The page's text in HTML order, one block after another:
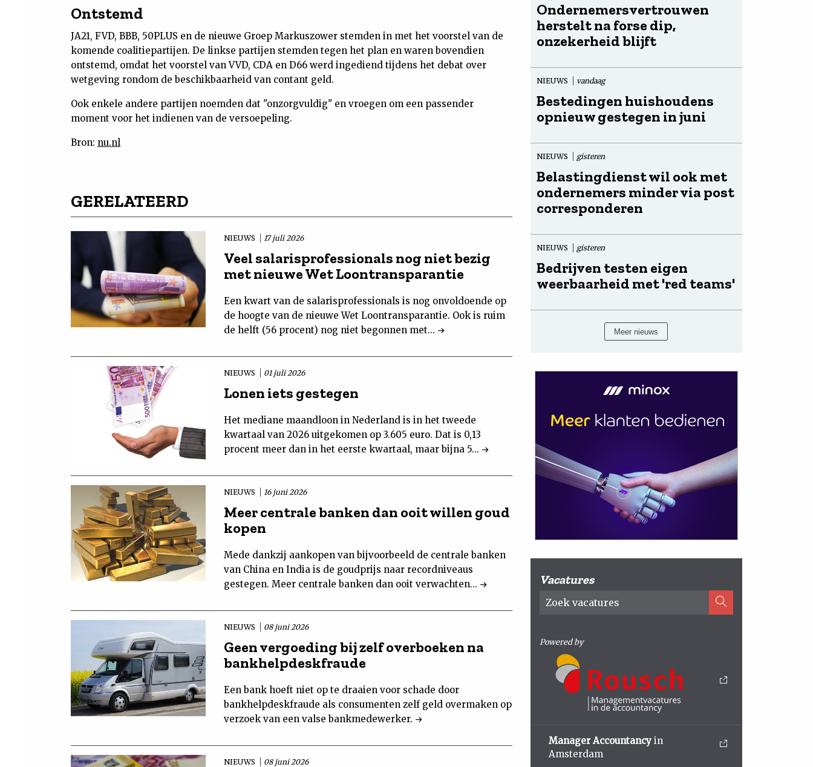
Ontstemd
JA21, FVD, BBB, 50PLUS en de nieuwe Groep Markuszower stemden in met het voorstel van de
komende coalitiepartijen. De linkse partijen stemden tegen het plan en waren bovendien
ontstemd, omdat het voorstel van VVD, CDA en D66 werd ingediend tijdens het debat over
wetgeving rondom de beschikbaarheid van contant geld.
Ook enkele andere partijen noemden dat "onzorgvuldig" en vroegen om een passender
moment voor het indienen van de versoepeling.
Bron: nu.nl
GERELATEERD
NIEUWS 17 juli 2026
Veel salarisprofessionals nog niet bezig
met nieuwe Wet Loontransparantie
Een kwart van de salarisprofessionals is nog onvoldoende op
de hoogte van de nieuwe Wet Loontransparantie. Ook is ruim
de helft (56 procent) nog niet begonnen met...
NIEUWS 01 juli 2026
Lonen iets gestegen
Het mediane maandloon in Nederland is in het tweede
kwartaal van 2026 uitgekomen op 3.605 euro. Dat is 0,13
procent meer dan in het eerste kwartaal, maar bijna 5...
NIEUWS 16 juni 2026
Meer centrale banken dan ooit willen goud
kopen
Mede dankzij aankopen van bijvoorbeeld de centrale banken
van China en India is de goudprijs naar recordniveaus
gestegen. Meer centrale banken dan ooit verwachten...
NIEUWS 08 juni 2026
Geen vergoeding bij zelf overboeken na
bankhelpdeskfraude
Een bank hoeft niet op te draaien voor schade door
bankhelpdeskfraude als consumenten zelf geld overmaken op
verzoek van een valse bankmedewerker.
NIEUWS 08 juni 2026
Ondernemersvertrouwen
herstelt na forse dip,
onzekerheid blijft
NIEUWS vandaag
Bestedingen huishoudens
opnieuw gestegen in juni
NIEUWS gisteren
Belastingdienst wil ook met
ondernemers minder via post
corresponderen
NIEUWS gisteren
Bedrijven testen eigen
weerbaarheid met 'red teams'
Meer nieuws
Vacatures
Powered by
Manager Accountancy in
Amsterdam